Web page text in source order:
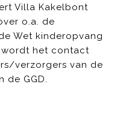
Villa Kakelbont
o.a. de
Wet kinderopvang
wordt het contact
verzorgers van de
de GGD.